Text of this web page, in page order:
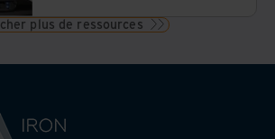
plus de ressources